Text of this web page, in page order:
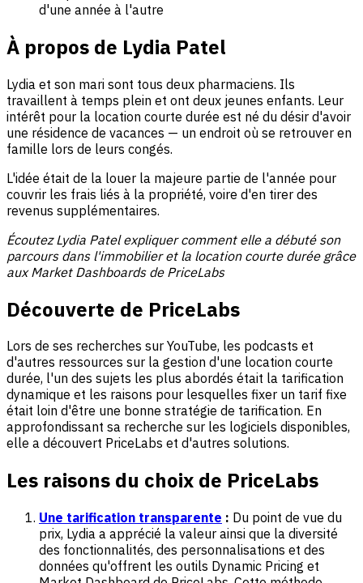
d'une année à l'autre
À propos de Lydia Patel
Lydia et son mari sont tous deux pharmaciens. Ils
travaillent à temps plein et ont deux jeunes enfants. Leur
intérêt pour la location courte durée est né du désir d'avoir
une résidence de vacances — un endroit où se retrouver en
famille lors de leurs congés.
L'idée était de la louer la majeure partie de l'année pour
couvrir les frais liés à la propriété, voire d'en tirer des
revenus supplémentaires.
Écoutez Lydia Patel expliquer comment elle a débuté son
parcours dans l'immobilier et la location courte durée grâce
aux Market Dashboards de PriceLabs
Découverte de PriceLabs
Lors de ses recherches sur YouTube, les podcasts et
d'autres ressources sur la gestion d'une location courte
durée, l'un des sujets les plus abordés était la tarification
dynamique et les raisons pour lesquelles fixer un tarif fixe
était loin d'être une bonne stratégie de tarification. En
approfondissant sa recherche sur les logiciels disponibles,
elle a découvert PriceLabs et d'autres solutions.
Les raisons du choix de PriceLabs
Une tarification transparente : Du point de vue du
prix, Lydia a apprécié la valeur ainsi que la diversité
des fonctionnalités, des personnalisations et des
données qu'offrent les outils Dynamic Pricing et